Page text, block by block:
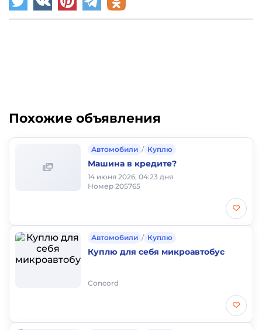
Похожие объявления
Автомобили / Куплю
Машина в кредите?
14 июня 2026, 04:23 дня
Номер 205765
Автомобили / Куплю
Куплю для себя микроавтобус
Concord